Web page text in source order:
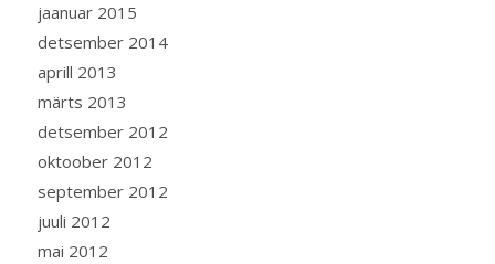
jaanuar 2015
detsember 2014
aprill 2013
märts 2013
detsember 2012
oktoober 2012
september 2012
juuli 2012
mai 2012